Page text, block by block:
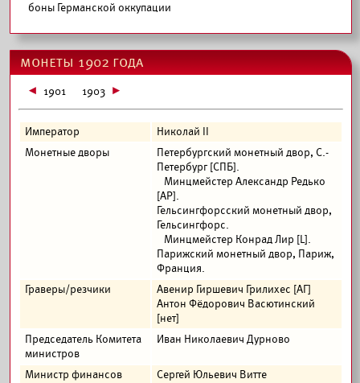
боны Германской оккупации
монеты 1902 года
1901 1903
Император
Николай II
Монетные дворы
Петербургский монетный двор, С.-
Петербург [СПБ].
Минцмейстер Александр Редько
[АР].
Гельсингфорсский монетный двор,
Гельсингфорс.
Минцмейстер Конрад Лир [L].
Парижский монетный двор, Париж,
Франция.
Граверы/резчики
Авенир Гиршевич Грилихес [АГ]
Антон Фёдорович Васютинский
[нет]
Председатель Комитета
министров
Иван Николаевич Дурново
Министр финансов
Сергей Юльевич Витте